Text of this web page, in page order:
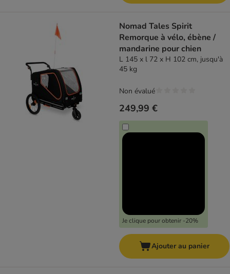
Nomad Tales Spirit
Remorque à vélo, ébène /
mandarine pour chien
L 145 x l 72 x H 102 cm, jusqu'à
45 kg
249,99 €
Je clique pour obtenir -20%
Non évalué
Ajouter au panier